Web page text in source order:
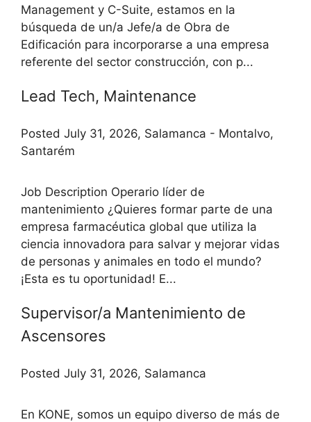
Management y C-Suite, estamos en la
búsqueda de un/a Jefe/a de Obra de
Edificación para incorporarse a una empresa
referente del sector construcción, con p...
Lead Tech, Maintenance
Posted July 31, 2026, Salamanca - Montalvo,
Santarém
Job Description Operario líder de
mantenimiento ¿Quieres formar parte de una
empresa farmacéutica global que utiliza la
ciencia innovadora para salvar y mejorar vidas
de personas y animales en todo el mundo?
¡Esta es tu oportunidad! E...
Supervisor/a Mantenimiento de
Ascensores
Posted July 31, 2026, Salamanca
En KONE, somos un equipo diverso de más de